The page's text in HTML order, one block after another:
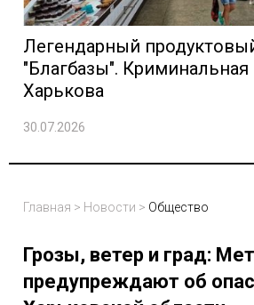
Легендарный
"Благбазы". Криминальная
Харькова
30.07.2026
Главная > Новости > Общество
Грозы, ветер и град:
предупреждают об